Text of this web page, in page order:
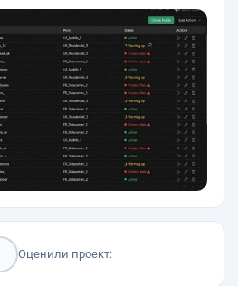
Оценили проект: